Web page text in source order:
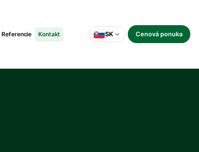
Referencie Kontakt SK Cenová ponuka